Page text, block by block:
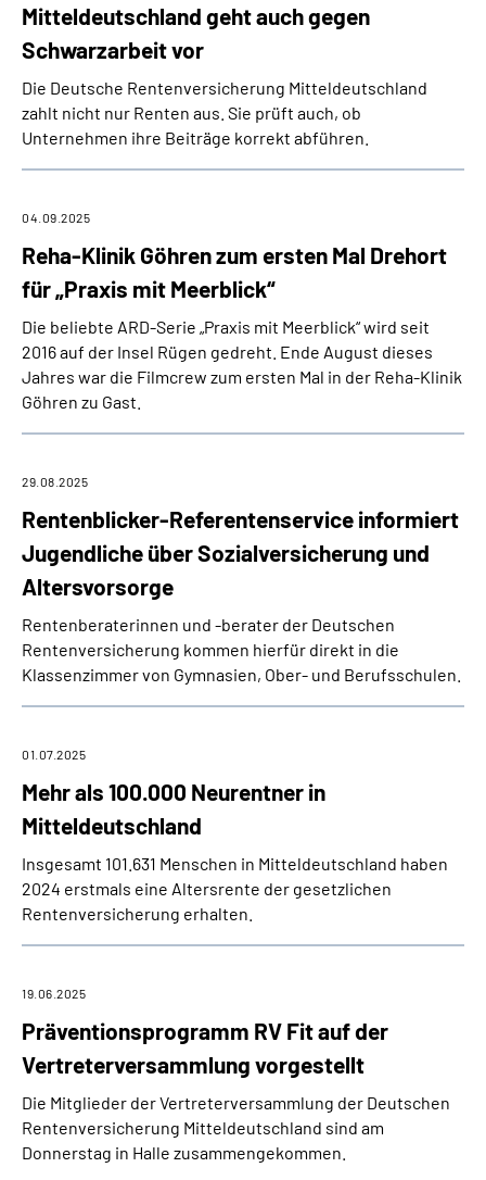
Mitteldeutschland geht auch gegen
Schwarzarbeit vor
Die Deutsche Rentenversicherung Mitteldeutschland
zahlt nicht nur Renten aus. Sie prüft auch, ob
Unternehmen ihre Beiträge korrekt abführen.
Reha-Klinik Göhren zum ersten Mal Drehort
für „Praxis mit Meerblick“
04.09.2025
Die beliebte ARD-Serie „Praxis mit Meerblick“ wird seit
2016 auf der Insel Rügen gedreht. Ende August dieses
Jahres war die Filmcrew zum ersten Mal in der Reha-Klinik
Göhren zu Gast.
Rentenblicker-Referentenservice informiert
Jugendliche über Sozialversicherung und
Altersvorsorge
29.08.2025
Rentenberaterinnen und -berater der Deutschen
Rentenversicherung kommen hierfür direkt in die
Klassenzimmer von Gymnasien, Ober- und Berufsschulen.
Mehr als 100.000 Neurentner in
Mitteldeutschland
01.07.2025
Insgesamt 101.631 Menschen in Mitteldeutschland haben
2024 erstmals eine Altersrente der gesetzlichen
Rentenversicherung erhalten.
Präventionsprogramm RV Fit auf der
Vertreterversammlung vorgestellt
19.06.2025
Die Mitglieder der Vertreterversammlung der Deutschen
Rentenversicherung Mitteldeutschland sind am
Donnerstag in Halle zusammengekommen.